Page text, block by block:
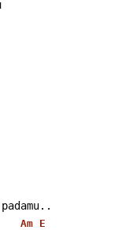
Am E